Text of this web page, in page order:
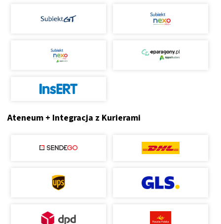
Ateneum + Integracja z Kurierami